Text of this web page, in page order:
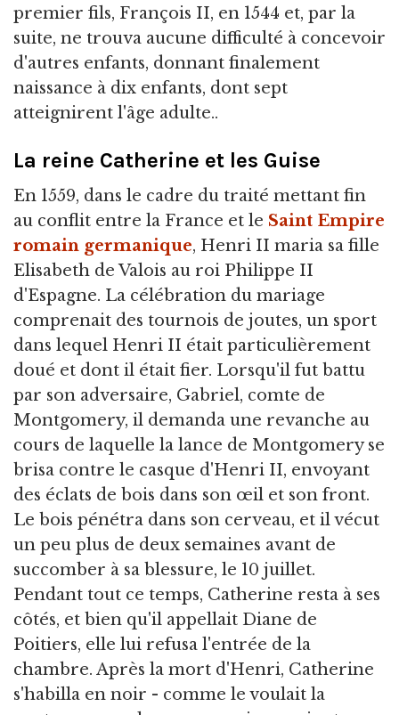
premier fils, François II, en 1544 et, par la
suite, ne trouva aucune difficulté à concevoir
d'autres enfants, donnant finalement
naissance à dix enfants, dont sept
atteignirent l'âge adulte..
La reine Catherine et les Guise
En 1559, dans le cadre du traité mettant fin
au conflit entre la France et le Saint Empire
romain germanique, Henri II maria sa fille
Elisabeth de Valois au roi Philippe II
d'Espagne. La célébration du mariage
comprenait des tournois de joutes, un sport
dans lequel Henri II était particulièrement
doué et dont il était fier. Lorsqu'il fut battu
par son adversaire, Gabriel, comte de
Montgomery, il demanda une revanche au
cours de laquelle la lance de Montgomery se
brisa contre le casque d'Henri II, envoyant
des éclats de bois dans son œil et son front.
Le bois pénétra dans son cerveau, et il vécut
un peu plus de deux semaines avant de
succomber à sa blessure, le 10 juillet.
Pendant tout ce temps, Catherine resta à ses
côtés, et bien qu'il appellait Diane de
Poitiers, elle lui refusa l'entrée de la
chambre. Après la mort d'Henri, Catherine
s'habilla en noir - comme le voulait la